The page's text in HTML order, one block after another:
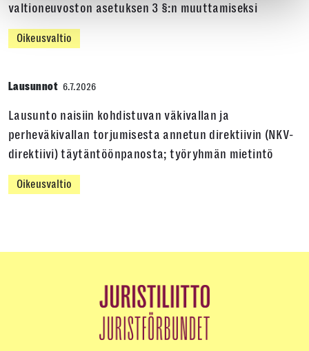
valtioneuvoston asetuksen 3 §:n muuttamiseksi
Oikeusvaltio
Lausunnot 6.7.2026
Lausunto naisiin kohdistuvan väkivallan ja
perheväkivallan torjumisesta annetun direktiivin (NKV-
direktiivi) täytäntöönpanosta; työryhmän mietintö
Oikeusvaltio